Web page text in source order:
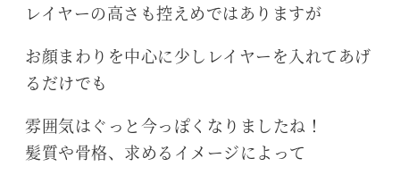
レイヤーの高さも控えめではありますが
お顔まわりを中心に少しレイヤーを入れてあげ
るだけでも
雰囲気はぐっと今っぽくなりましたね！
髪質や骨格、求めるイメージによって